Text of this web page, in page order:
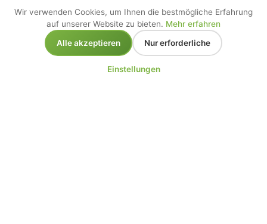
Wir verwenden Cookies, um Ihnen die bestmögliche Erfahrung
auf unserer Website zu bieten. Mehr erfahren
Alle akzeptieren
Nur erforderliche
Einstellungen